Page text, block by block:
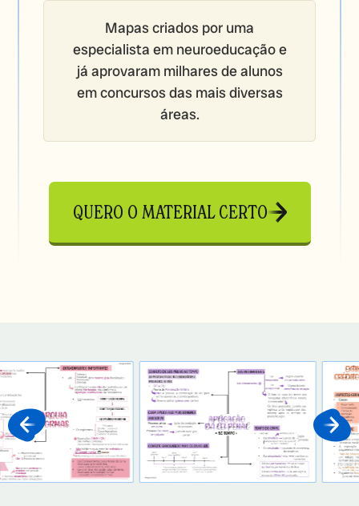
Mapas criados por uma
especialista em neuroeducação e
já aprovaram milhares de alunos
em concursos das mais diversas
áreas.
QUERO O MATERIAL CERTO